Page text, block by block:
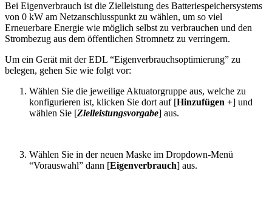
Bei Eigenverbrauch ist die Zielleistung des Batteriespeichersystems
von 0 kW am Netzanschlusspunkt zu wählen, um so viel
Erneuerbare Energie wie möglich selbst zu verbrauchen und den
Strombezug aus dem öffentlichen Stromnetz zu verringern.
Um ein Gerät mit der EDL “Eigenverbrauchsoptimierung” zu
belegen, gehen Sie wie folgt vor:
Wählen Sie die jeweilige Aktuatorgruppe aus, welche zu
konfigurieren ist, klicken Sie dort auf [Hinzufügen +] und
wählen Sie [Zielleistungsvorgabe] aus.
Wählen Sie in der neuen Maske im Dropdown-Menü
“Vorauswahl” dann [Eigenverbrauch] aus.